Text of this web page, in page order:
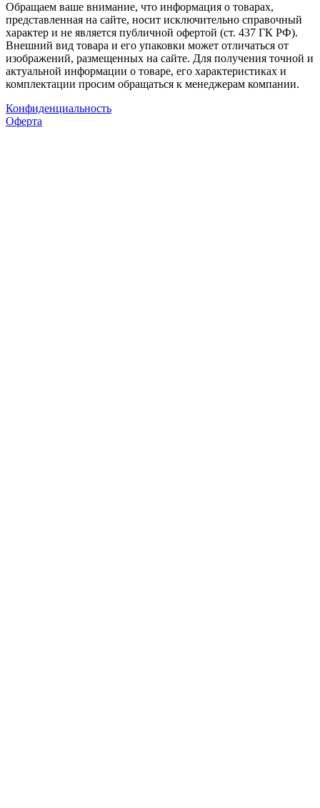
Обращаем ваше внимание, что информация о товарах,
представленная на сайте, носит исключительно справочный
характер и не является публичной офертой (ст. 437 ГК РФ).
Внешний вид товара и его упаковки может отличаться от
изображений, размещенных на сайте. Для получения точной и
актуальной информации о товаре, его характеристиках и
комплектации просим обращаться к менеджерам компании.
Конфиденциальность
Оферта